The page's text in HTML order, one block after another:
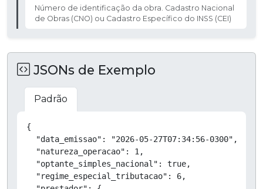
Número de identificação da obra. Cadastro Nacional
de Obras (CNO) ou Cadastro Específico do INSS (CEI)
JSONs de Exemplo
Padrão
{
  "data_emissao": "2026-05-27T07:34:56-0300",
  "natureza_operacao": 1,
  "optante_simples_nacional": true,
  "regime_especial_tributacao": 6,